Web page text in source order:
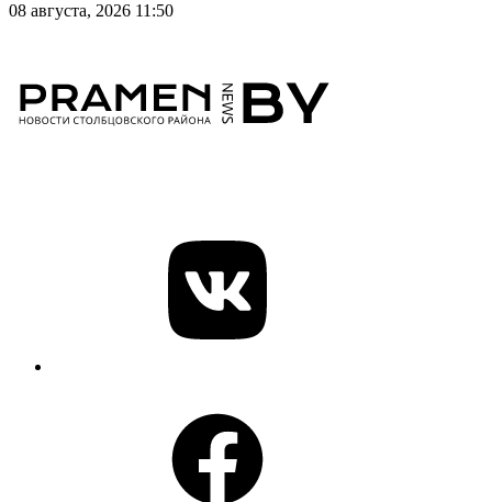
08 августа, 2026 11:50